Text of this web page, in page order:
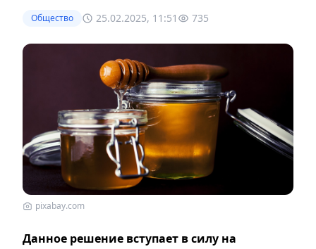
Общество 25.02.2025, 11:51 735
pixabay.com
Данное решение вступает в силу на